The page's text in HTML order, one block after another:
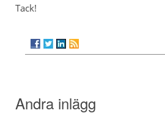
Tack!
Andra inlägg